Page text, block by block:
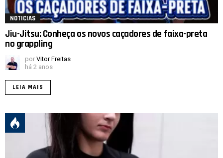
NOTICIAS
Jiu-Jitsu: Conheça os novos caçadores de faixa-preta
no grappling
por Vitor Freitas
há 2 anos
LEIA MAIS